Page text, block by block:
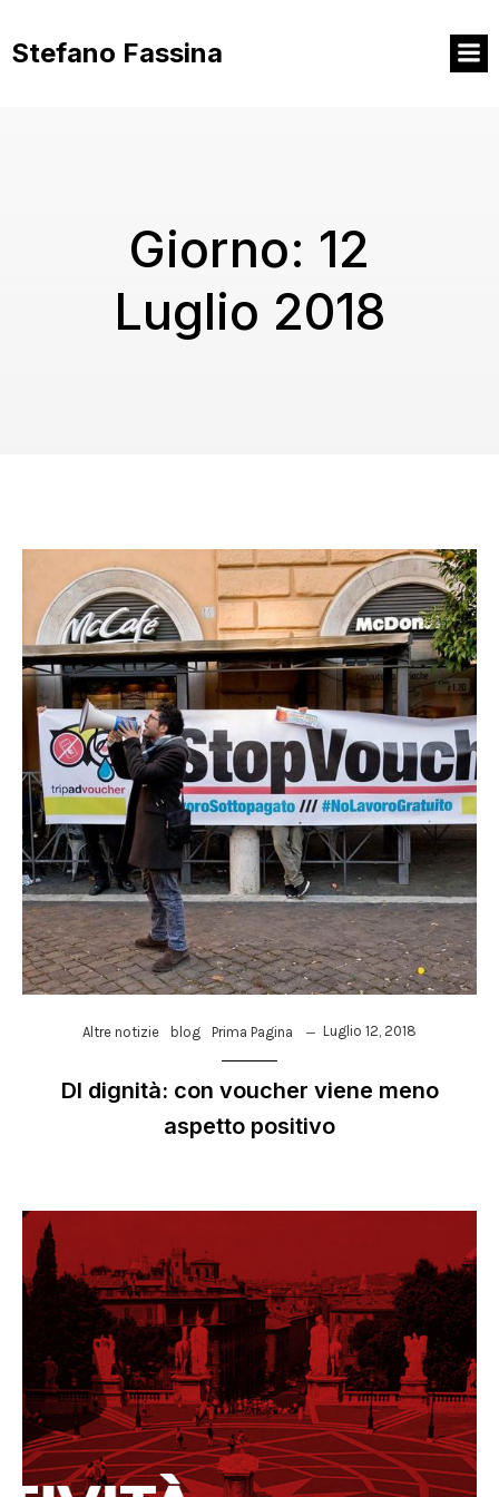
contenuto
Stefano Fassina
Giorno: 12
Luglio 2018
Altre notizie blog Prima Pagina Luglio 12, 2018
Dl dignità: con voucher viene meno
aspetto positivo